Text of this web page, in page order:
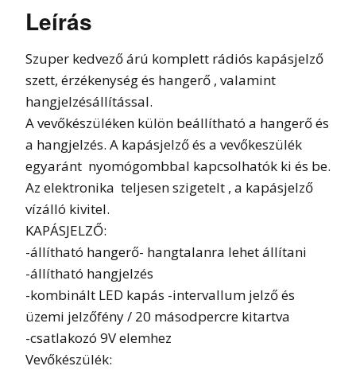
Leírás
Szuper kedvező árú komplett rádiós kapásjelző
szett, érzékenység és hangerő , valamint
hangjelzésállítással.
A vevőkészüléken külön beállítható a hangerő és
a hangjelzés. A kapásjelző és a vevőkeszülék
egyaránt nyomógombbal kapcsolhatók ki és be.
Az elektronika teljesen szigetelt , a kapásjelző
vízálló kivitel.
KAPÁSJELZŐ:
-állítható hangerő- hangtalanra lehet állítani
-állítható hangjelzés
-kombinált LED kapás -intervallum jelző és
üzemi jelzőfény / 20 másodpercre kitartva
-csatlakozó 9V elemhez
Vevőkészülék: